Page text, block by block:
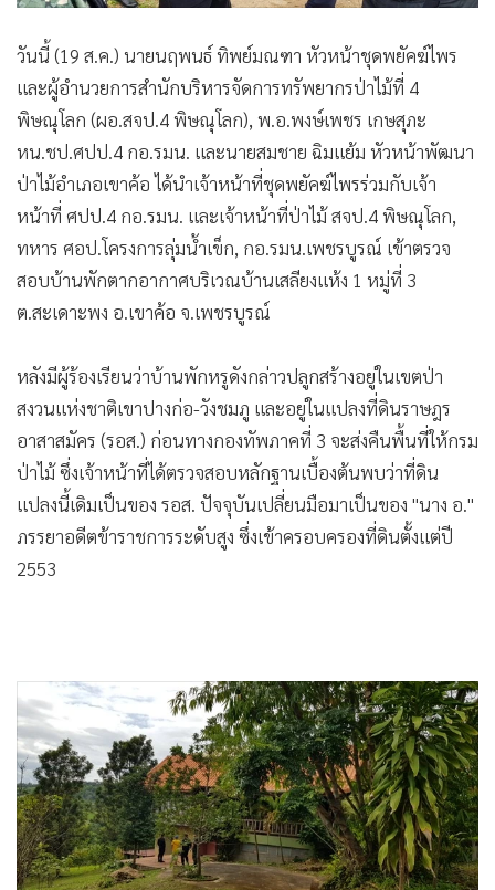
• อินโดจีน
• กองทุนรวม
• Celeb Online
• Factcheck
• ญี่ปุ่น
• News1
• Gotomanager
วันนี้ (19 ส.ค.) นายนฤพนธ์ ทิพย์มณฑา หัวหน้าชุดพยัคฆ์ไพร
และผู้อำนวยการสำนักบริหารจัดการทรัพยากรป่าไม้ที่ 4
พิษณุโลก (ผอ.สจป.4 พิษณุโลก), พ.อ.พงษ์เพชร เกษสุภะ
หน.ชป.ศปป.4 กอ.รมน. และนายสมชาย ฉิมแย้ม หัวหน้าพัฒนา
ป่าไม้อำเภอเขาค้อ ได้นำเจ้าหน้าที่ชุดพยัคฆ์ไพรร่วมกับเจ้า
หน้าที่ ศปป.4 กอ.รมน. และเจ้าหน้าที่ป่าไม้ สจป.4 พิษณุโลก,
ทหาร ศอป.โครงการลุ่มน้ำเข็ก, กอ.รมน.เพชรบูรณ์ เข้าตรวจ
สอบบ้านพักตากอากาศบริเวณบ้านเสลียงแห้ง 1 หมู่ที่ 3
ต.สะเดาะพง อ.เขาค้อ จ.เพชรบูรณ์
หลังมีผู้ร้องเรียนว่าบ้านพักหรูดังกล่าวปลูกสร้างอยู่ในเขตป่า
สงวนแห่งชาติเขาปางก่อ-วังชมภู และอยู่ในแปลงที่ดินราษฎร
อาสาสมัคร (รอส.) ก่อนทางกองทัพภาคที่ 3 จะส่งคืนพื้นที่ให้กรม
ป่าไม้ ซึ่งเจ้าหน้าที่ได้ตรวจสอบหลักฐานเบื้องต้นพบว่าที่ดิน
แปลงนี้เดิมเป็นของ รอส. ปัจจุบันเปลี่ยนมือมาเป็นของ "นาง อ."
ภรรยาอดีตข้าราชการระดับสูง ซึ่งเข้าครอบครองที่ดินตั้งแต่ปี
2553